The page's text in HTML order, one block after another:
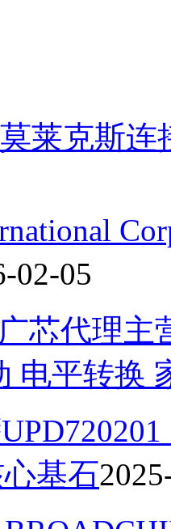
莱克斯连
02-05
芯代理
电平转换
基石